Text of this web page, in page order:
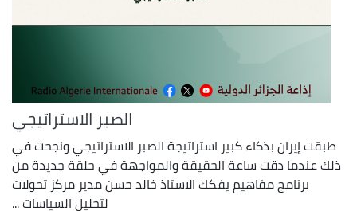
الصبر الاستراتيجي
طبقت إيران بذكاء كبير استراتيجة الصبر الاستراتيجي ونجحت في
ذلك عندما دقت ساعة الحقيقة والمواجهة في حلقة جديدة من
برنامج مفاهيم يفكك الاستاذ خالد حسن مدير مركز تحولات
لتحليل السياسات ...